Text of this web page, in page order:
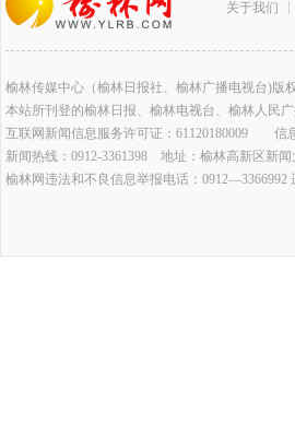
关于我们
榆林传媒中心（榆林日报社、榆林广播电视台)版
本站所刊登的榆林日报、榆林电视台、榆林人民
互联网新闻信息服务许可证：61120180009 信
新闻热线：0912-3361398 地址：榆林高新区
榆林网违法和不良信息举报电话：0912—3366992